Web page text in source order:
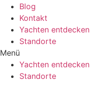
Blog
Kontakt
Yachten entdecken
Standorte
Menü
Yachten entdecken
Standorte